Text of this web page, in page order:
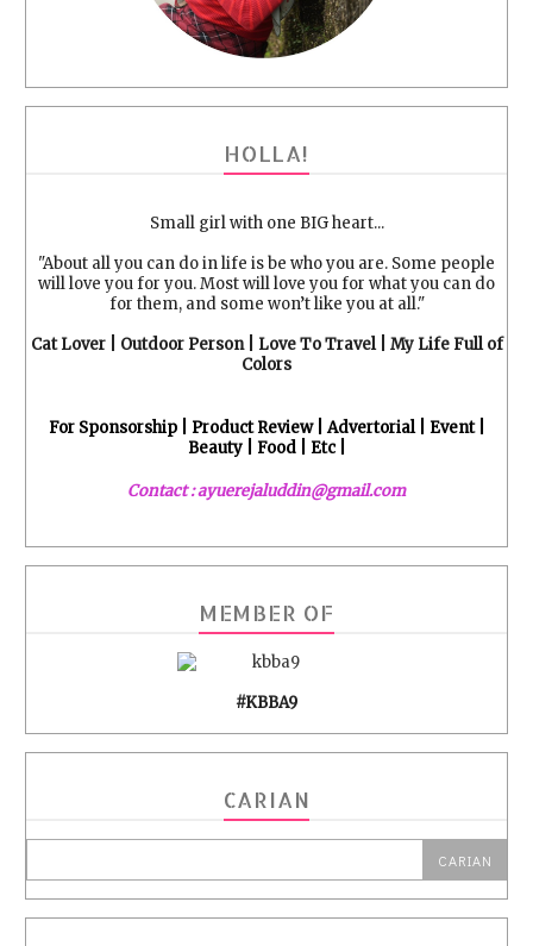
HOLLA!
Small girl with one BIG heart...
"About all you can do in life is be who you are. Some people
will love you for you. Most will love you for what you can do
for them, and some won’t like you at all."
Cat Lover | Outdoor Person | Love To Travel | My Life Full of
Colors
For Sponsorship | Product Review | Advertorial | Event |
Beauty | Food | Etc |
Contact : ayuerejaluddin@gmail.com
MEMBER OF
#KBBA9
CARIAN